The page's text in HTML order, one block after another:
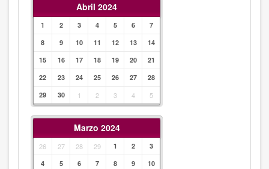
Abril 2024
1 2 3 4 5 6
7
8
9 10 11 12 13
14
15
16 17 18 19 20
21
22
23 24 25 26 27
28
29
30 1 2 3 4 5
Marzo 2024
26 27 28 29 1 2
3
4
5 6 7 8 9
10